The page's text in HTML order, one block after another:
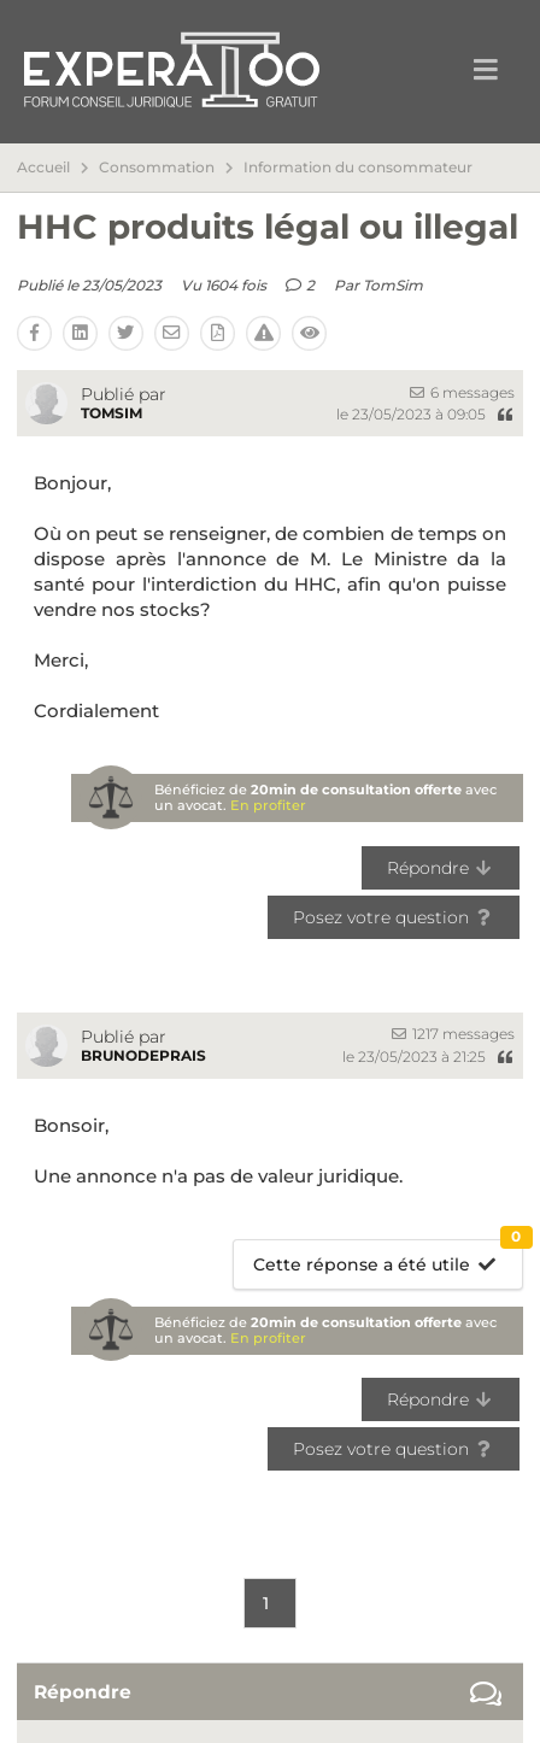
Accueil Consommation Information du consommateur
HHC produits légal ou illegal
Publié le 23/05/2023 Vu 1604 fois 2 Par TomSim
Publié par
TOMSIM
6 messages
le 23/05/2023 à 09:05
Bonjour,
Où on peut se renseigner, de combien de temps on
dispose après l'annonce de M. Le Ministre da la
santé pour l'interdiction du HHC, afin qu'on puisse
vendre nos stocks?
Merci,
Cordialement
Bénéficiez de20min de consultation offerte avec
un avocat. En profiter
Répondre
Posez votre question
Publié par
BRUNODEPRAIS
1217 messages
le 23/05/2023 à 21:25
Bonsoir,
Une annonce n'a pas de valeur juridique.
Cette réponse a été utile
0
Bénéficiez de20min de consultation offerte avec
un avocat. En profiter
Répondre
Posez votre question
1
Répondre